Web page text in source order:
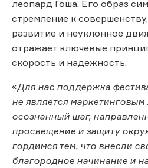
леопард Гоша. Его образ
стремление к
развитие и неуклонное
отражает ключевые
скорость и надежность.
«Для нас поддержка
не является
осознанный шаг,
просвещение и защиту
гордимся тем, что внесли
благородное начинание и